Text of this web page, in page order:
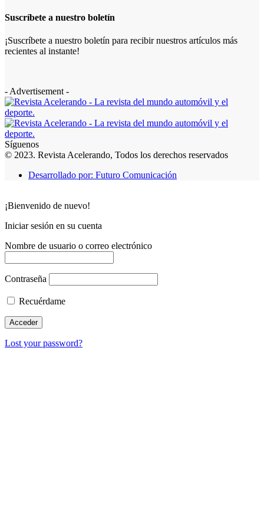
Suscríbete a nuestro boletín
¡Suscríbete a nuestro boletín para recibir nuestros artículos más
recientes al instante!
- Advertisement -
Síguenos
© 2023. Revista Acelerando, Todos los derechos reservados
Desarrollado por: Futuro Comunicación
¡Bienvenido de nuevo!
Iniciar sesión en su cuenta
Nombre de usuario o correo electrónico
Contraseña
Recuérdame
Lost your password?